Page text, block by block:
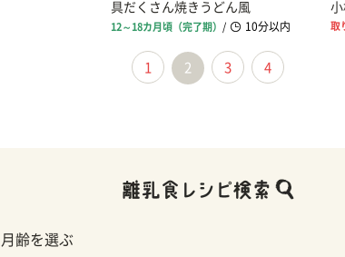
具だくさん焼きうどん風
12～18カ月頃（完了期） / 10分以内 取
1 2 3 4
月齢を選ぶ